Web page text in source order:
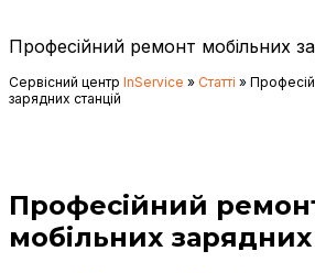
Професійний ремонт мобільних
Сервісний центр InService » Статті »
зарядних станцій
Професійний
мобільних зарядних